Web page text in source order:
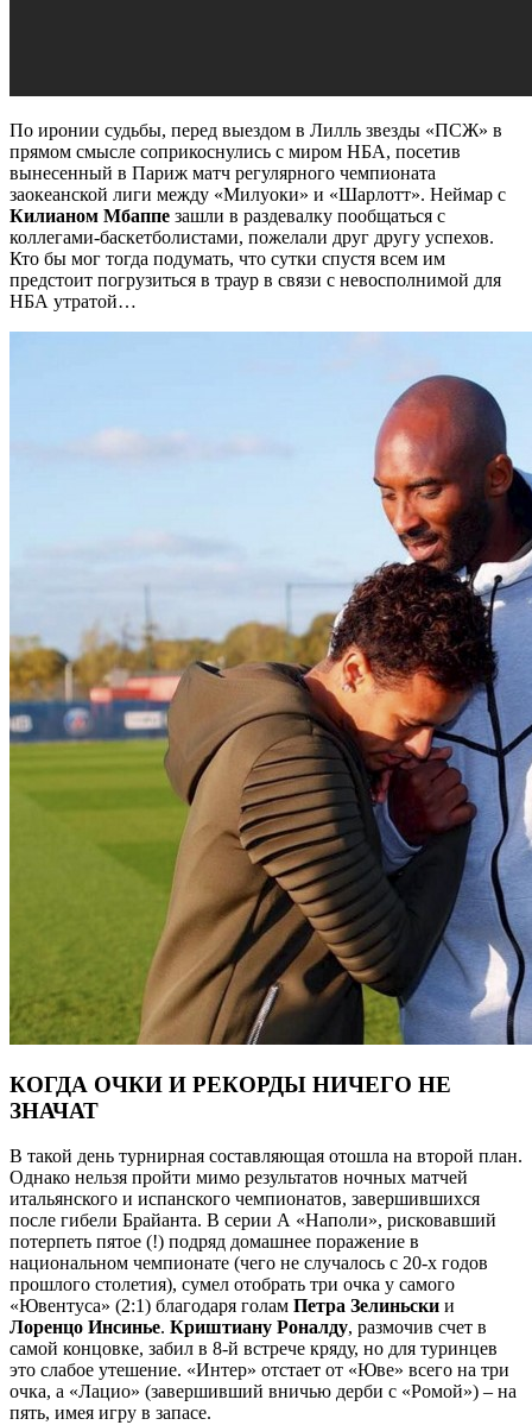
По иронии судьбы, перед выездом в Лилль звезды «ПСЖ» в
прямом смысле соприкоснулись с миром НБА, посетив
вынесенный в Париж матч регулярного чемпионата
заокеанской лиги между «Милуоки» и «Шарлотт». Неймар с
Килианом Мбаппе зашли в раздевалку пообщаться с
коллегами-баскетболистами, пожелали друг другу успехов.
Кто бы мог тогда подумать, что сутки спустя всем им
предстоит погрузиться в траур в связи с невосполнимой для
НБА утратой…
КОГДА ОЧКИ И РЕКОРДЫ НИЧЕГО НЕ
ЗНАЧАТ
В такой день турнирная составляющая отошла на второй план.
Однако нельзя пройти мимо результатов ночных матчей
итальянского и испанского чемпионатов, завершившихся
после гибели Брайанта. В серии А «Наполи», рисковавший
потерпеть пятое (!) подряд домашнее поражение в
национальном чемпионате (чего не случалось с 20-х годов
прошлого столетия), сумел отобрать три очка у самого
«Ювентуса» (2:1) благодаря голам Петра Зелиньски и
Лоренцо Инсинье. Криштиану Роналду, размочив счет в
самой концовке, забил в 8-й встрече кряду, но для туринцев
это слабое утешение. «Интер» отстает от «Юве» всего на три
очка, а «Лацио» (завершивший вничью дерби с «Ромой») – на
пять, имея игру в запасе.